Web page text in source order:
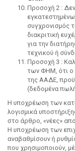
Προσοχή 2 :
συγχρονισμός
διακριτική
για την
τεχνικού ή
Προσοχή 3 :
των ΦΗΜ, ότι ο
της ΑΑΔΕ,
(δεδομένα
Η υποχρέωση των
λογισμικά
στο άρθρο, «νέες»
Η υποχρέωση των
αναβαθμίσουν ή
που χρησιμοποιούν,